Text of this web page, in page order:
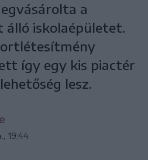
a
álló iskolaépületet.
így egy kis piactér
lesz.
19:44